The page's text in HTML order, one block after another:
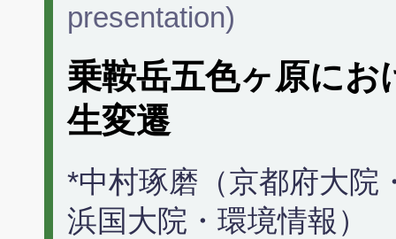
presentation)
乗鞍岳五色ヶ原にお
生変遷
*中村琢磨（京都府大院
浜国大院・環境情報）